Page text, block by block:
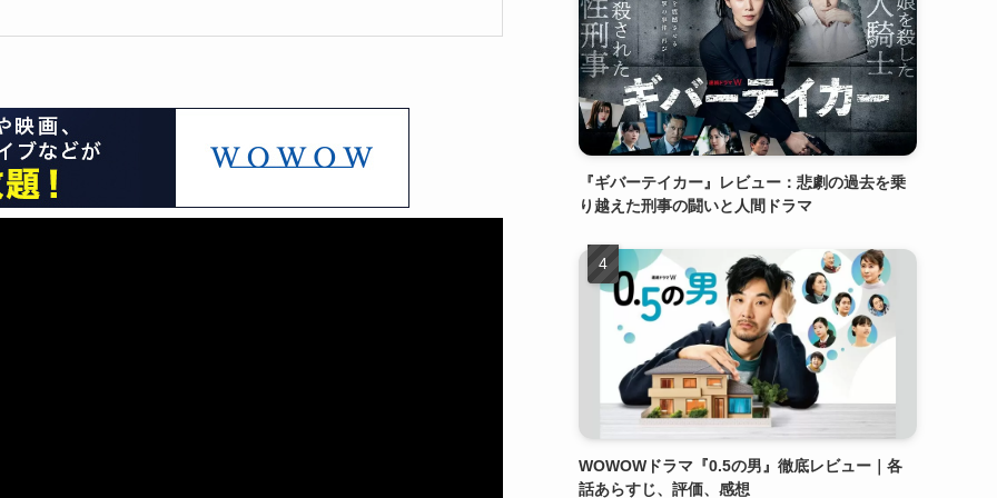
『ギバーテイカー』レビュー：悲劇の過去を乗
り越えた刑事の闘いと人間ドラマ
WOWOWドラマ『0.5の男』徹底レビュー｜各
話あらすじ、評価、感想